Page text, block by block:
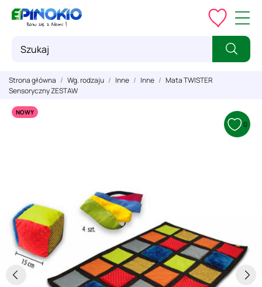
Strona główna Wg. rodzaju Inne Inne
Mata TWISTER
Sensoryczny ZESTAW
NOWY
0